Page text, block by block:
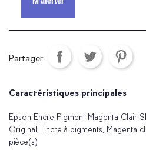
Partager
Caractéristiques principales
Epson Encre Pigment Magenta Clair
Original, Encre à pigments, Magenta
pièce(s)